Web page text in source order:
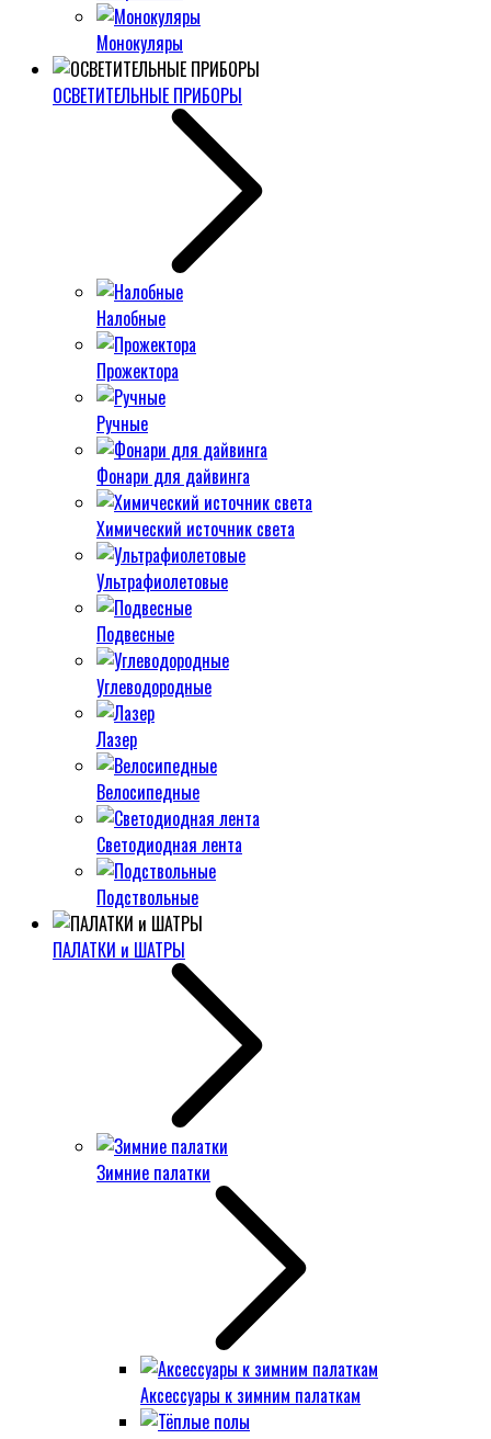
Монокуляры
ОСВЕТИТЕЛЬНЫЕ ПРИБОРЫ
Налобные
Прожектора
Ручные
Фонари для дайвинга
Химический источник света
Ультрафиолетовые
Подвесные
Углеводородные
Лазер
Велосипедные
Светодиодная лента
Подствольные
ПАЛАТКИ и ШАТРЫ
Зимние палатки
Аксессуары к зимним палаткам